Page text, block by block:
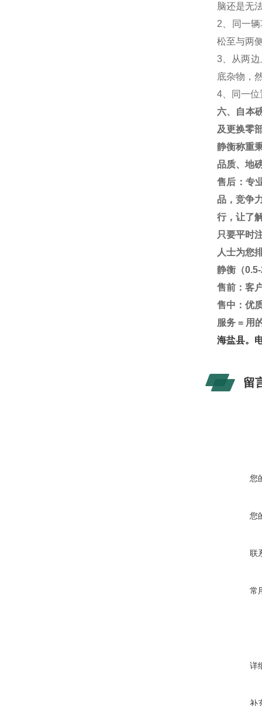
脑还是无
2 、同一
松至与两
3 、从两
底杂物，
4 、同一
六、自本
及更换零
静衡称重
品质、地
售后：专
品，竞争
行，让了
只要平时
人士为您
静衡（
售前：客
售中：优
服务 = 用
海盐县。
留
您
您
联
常
详
补